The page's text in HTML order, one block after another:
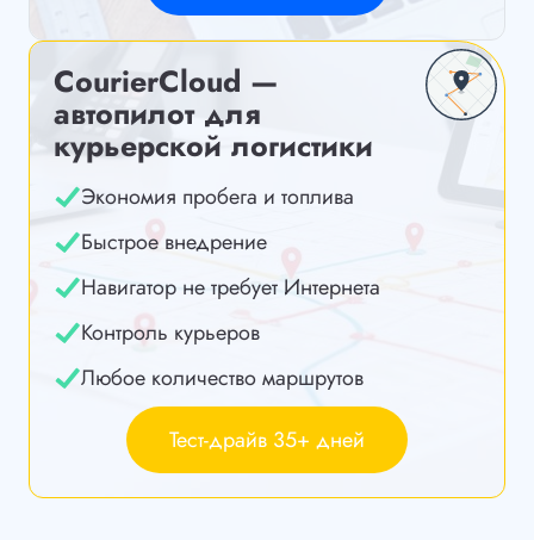
CourierCloud —
автопилот для
курьерской логистики
Экономия пробега и топлива
Быстрое внедрение
Навигатор не требует Интернета
Контроль курьеров
Любое количество маршрутов
Тест-драйв 35+ дней